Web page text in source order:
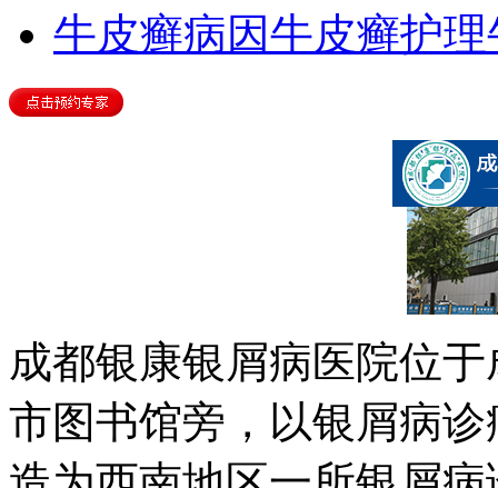
牛皮癣病因牛皮癣护理
成都银康银屑病医院位
市图书馆旁，以银屑病